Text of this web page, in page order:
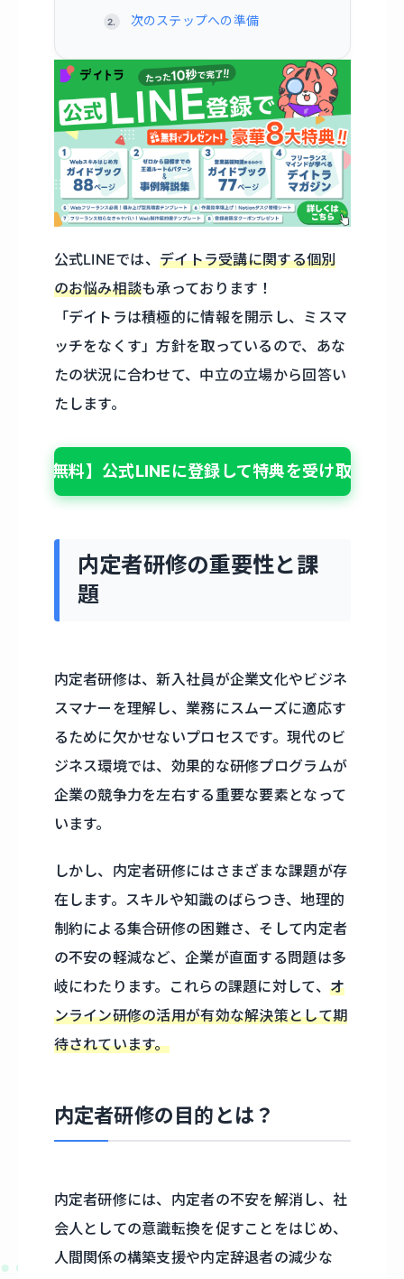
次のステップへの準備
公式LINEでは、デイトラ受講に関する個別
のお悩み相談も承っております！
「デイトラは積極的に情報を開示し、ミスマ
ッチをなくす」方針を取っているので、あな
たの状況に合わせて、中立の立場から回答い
たします。
【無料】公式LINEに登録して特典を受け取る
内定者研修の重要性と課
題
内定者研修は、新入社員が企業文化やビジネ
スマナーを理解し、業務にスムーズに適応す
るために欠かせないプロセスです。現代のビ
ジネス環境では、効果的な研修プログラムが
企業の競争力を左右する重要な要素となって
います。
しかし、内定者研修にはさまざまな課題が存
在します。スキルや知識のばらつき、地理的
制約による集合研修の困難さ、そして内定者
の不安の軽減など、企業が直面する問題は多
岐にわたります。これらの課題に対して、 オ
ンライン研修の活用が有効な解決策として期
待されています。
内定者研修の目的とは？
内定者研修には、内定者の不安を解消し、社
会人としての意識転換を促すことをはじめ、
人間関係の構築支援や内定辞退者の減少な